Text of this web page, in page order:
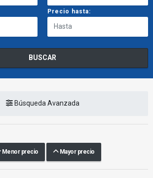
Precio hasta:
BUSCAR
Búsqueda Avanzada
Menor precio Mayor precio